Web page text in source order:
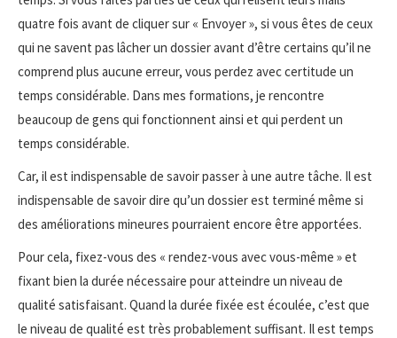
quatre fois avant de cliquer sur « Envoyer », si vous êtes de ceux
qui ne savent pas lâcher un dossier avant d’être certains qu’il ne
comprend plus aucune erreur, vous perdez avec certitude un
temps considérable. Dans mes formations, je rencontre
beaucoup de gens qui fonctionnent ainsi et qui perdent un
temps considérable.
Car, il est indispensable de savoir passer à une autre tâche. Il est
indispensable de savoir dire qu’un dossier est terminé même si
des améliorations mineures pourraient encore être apportées.
Pour cela, fixez-vous des « rendez-vous avec vous-même » et
fixant bien la durée nécessaire pour atteindre un niveau de
qualité satisfaisant. Quand la durée fixée est écoulée, c’est que
le niveau de qualité est très probablement suffisant. Il est temps